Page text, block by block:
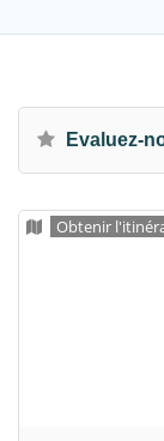
Evaluez-
Obtenir